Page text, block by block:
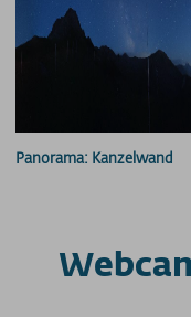
Panorama: Kanzelwand